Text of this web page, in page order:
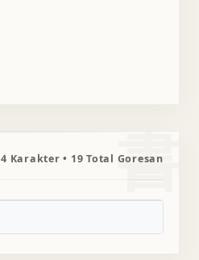
書
4 Karakter • 19 Total Goresan